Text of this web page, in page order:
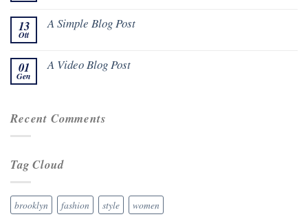
13
Ott
A Simple Blog Post
01
Gen
A Video Blog Post
Recent Comments
Tag Cloud
brooklyn fashion style women